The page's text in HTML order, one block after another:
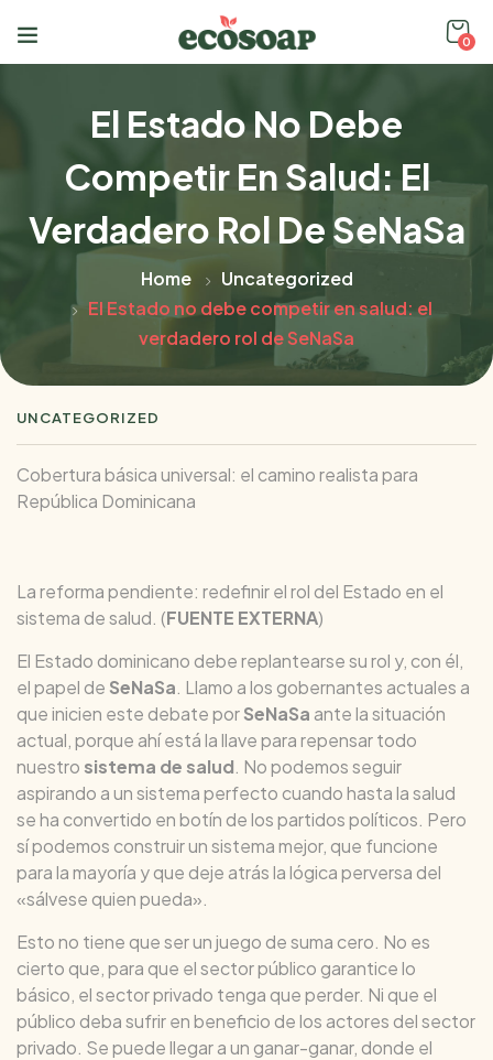
0
El Estado No Debe
Competir En Salud: El
Verdadero Rol De SeNaSa
Home
Uncategorized
El Estado no debe competir en salud: el
verdadero rol de SeNaSa
UNCATEGORIZED
Cobertura básica universal: el camino realista para
República Dominicana
La reforma pendiente: redefinir el rol del Estado en el
sistema de salud. (FUENTE EXTERNA)
El Estado dominicano debe replantearse su rol y, con él,
el papel de SeNaSa. Llamo a los gobernantes actuales a
que inicien este debate porSeNaSa ante la situación
actual, porque ahí está la llave para repensar todo
nuestro sistema de salud. No podemos seguir
aspirando a un sistema perfecto cuando hasta la salud
se ha convertido en botín de los partidos políticos. Pero
sí podemos construir un sistema mejor, que funcione
para la mayoría y que deje atrás la lógica perversa del
«sálvese quien pueda».
Esto no tiene que ser un juego de suma cero. No es
cierto que, para que el sector público garantice lo
básico, el sector privado tenga que perder. Ni que el
público deba sufrir en beneficio de los actores del sector
privado. Se puede llegar a un ganar-ganar, donde el